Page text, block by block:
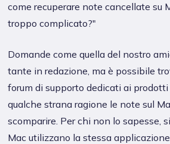
come recuperare note cancellate su
troppo complicato?"
Domande come quella del nostro
tante in redazione, ma è possibile
forum di supporto dedicati ai
qualche strana ragione le note sul
scomparire. Per chi non lo sapesse,
Mac utilizzano la stessa